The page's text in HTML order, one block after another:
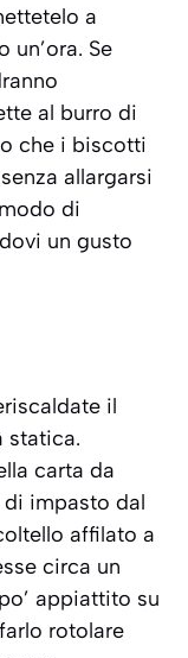
a
Se
al burro di
che i biscotti
allargarsi
di
un gusto
il
statica.
carta da
impasto dal
affilato a
circa un
appiattito su
rotolare